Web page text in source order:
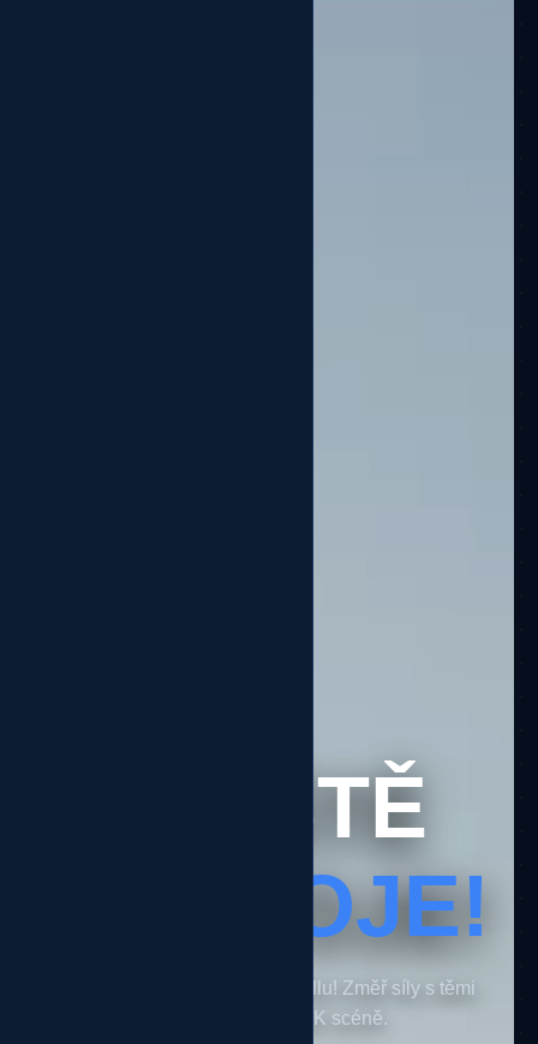
HŘIŠTĚ
TVOJE!
Ultimátní komunita v eFootballu! Změř síly s těmi
nejlepšími na CZ/SK scéně.